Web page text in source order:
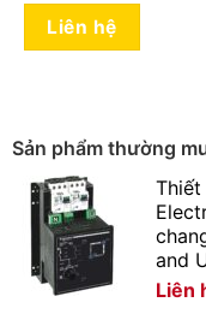
Tấm Pin có tuổi thọ
solar light
Dung lượng Pin tích
Đèn Đường Năng
Solar Light được
cho khả năng chiếu
Liên hệ
Sản phẩm thường
Thiết
and
Liên